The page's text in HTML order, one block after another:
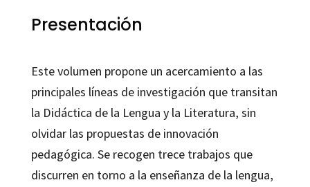
la
cantidad
Presentación
Este volumen propone un acercamiento a las
principales líneas de investigación que transitan
la Didáctica de la Lengua y la Literatura, sin
olvidar las propuestas de innovación
pedagógica. Se recogen trece trabajos que
discurren en torno a la enseñanza de la lengua,